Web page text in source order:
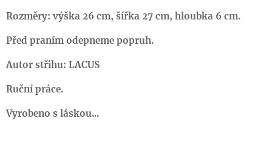
Rozměry: výška 26 cm, šířka 27 cm, hloubka 6 cm.
Před praním odepneme popruh.
Autor střihu: LACUS
Ruční práce.
Vyrobeno s láskou...